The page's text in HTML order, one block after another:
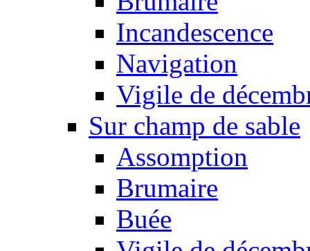
Incandescence
Navigation
Vigile de
Sur champ de sable
Assomption
Brumaire
Buée